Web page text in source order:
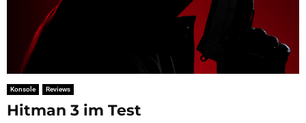
Konsole Reviews
Hitman 3 im Test